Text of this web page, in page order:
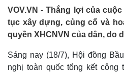
Tổ chức nhân sự
Quốc hội
Nhận diện sự thật
VOV.VN - Thắng lợi của
tục xây dựng, củng cố và
quyền XHCNVN của dân, do
Sáng nay (18/7), Hội đồng
nghị toàn quốc tổng kết